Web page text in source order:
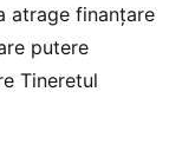
atrage finanțare
putere
Tineretul